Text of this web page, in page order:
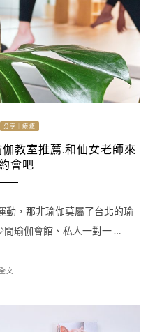
分享｜療癒
教室推薦.和仙女老師來
會吧
動，那非瑜伽莫屬了台北的瑜
間瑜伽會館、私人一對一 …
文